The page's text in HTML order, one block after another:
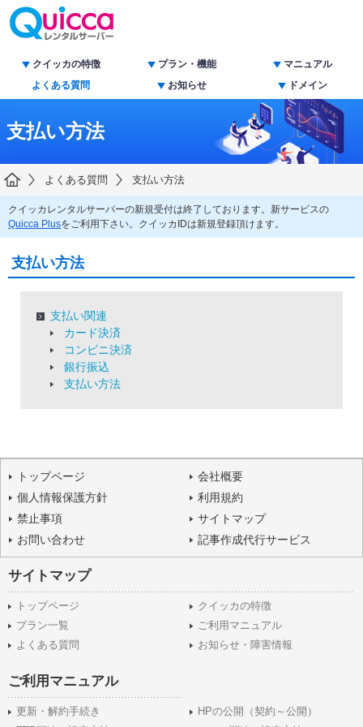
クイッカの特徴 プラン・機能
マニュアル
よくある質問
お知らせ ドメイン
支払い方法
よくある質問 支払い方法
クイッカレンタルサーバーの新規受付は終了しております。新サービスの
Quicca Plusをご利用下さい。クイッカIDは新規登録頂けます。
支払い方法
支払い関連
カード決済
コンビニ決済
銀行振込
支払い方法
トップページ
会社概要
個人情報保護方針
利用規約
禁止事項
サイトマップ
お問い合わせ
記事作成代行サービス
サイトマップ
トップページ
クイッカの特徴
プラン一覧
ご利用マニュアル
よくある質問
お知らせ・障害情報
ご利用マニュアル
更新・解約手続き
HPの公開（契約～公開）